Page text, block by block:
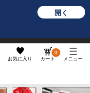
開く
お気に入り カート
0
メニュー